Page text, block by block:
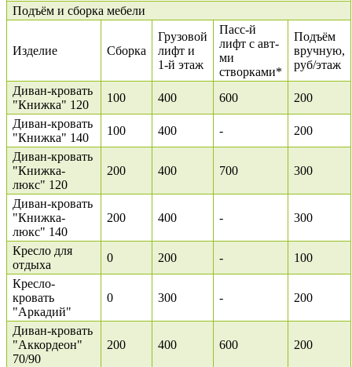
Подъём и сборка мебели
Изделие Сборка
Грузовой
лифт и
1-й этаж
Пасс-й
лифт с авт-
ми
створками*
Подъём
вручную,
руб/этаж
Диван-кровать
"Книжка" 120
100 400 600
200
Диван-кровать
"Книжка" 140
100 400 -
200
Диван-кровать
"Книжка-
люкс" 120
200 400 700 300
Диван-кровать
"Книжка-
люкс" 140
200 400 - 300
Кресло для
отдыха
0 200 -
100
Кресло-
кровать
"Аркадий"
0 300 - 200
Диван-кровать
"Аккордеон"
70/90
200 400 600 200